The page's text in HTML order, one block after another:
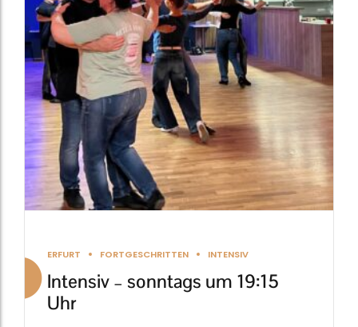
ERFURT FORTGESCHRITTEN INTENSIV
Intensiv – sonntags um 19:15
Uhr
auf.
Die
Optionen
können
auf
der
Produktseite
gewählt
werden